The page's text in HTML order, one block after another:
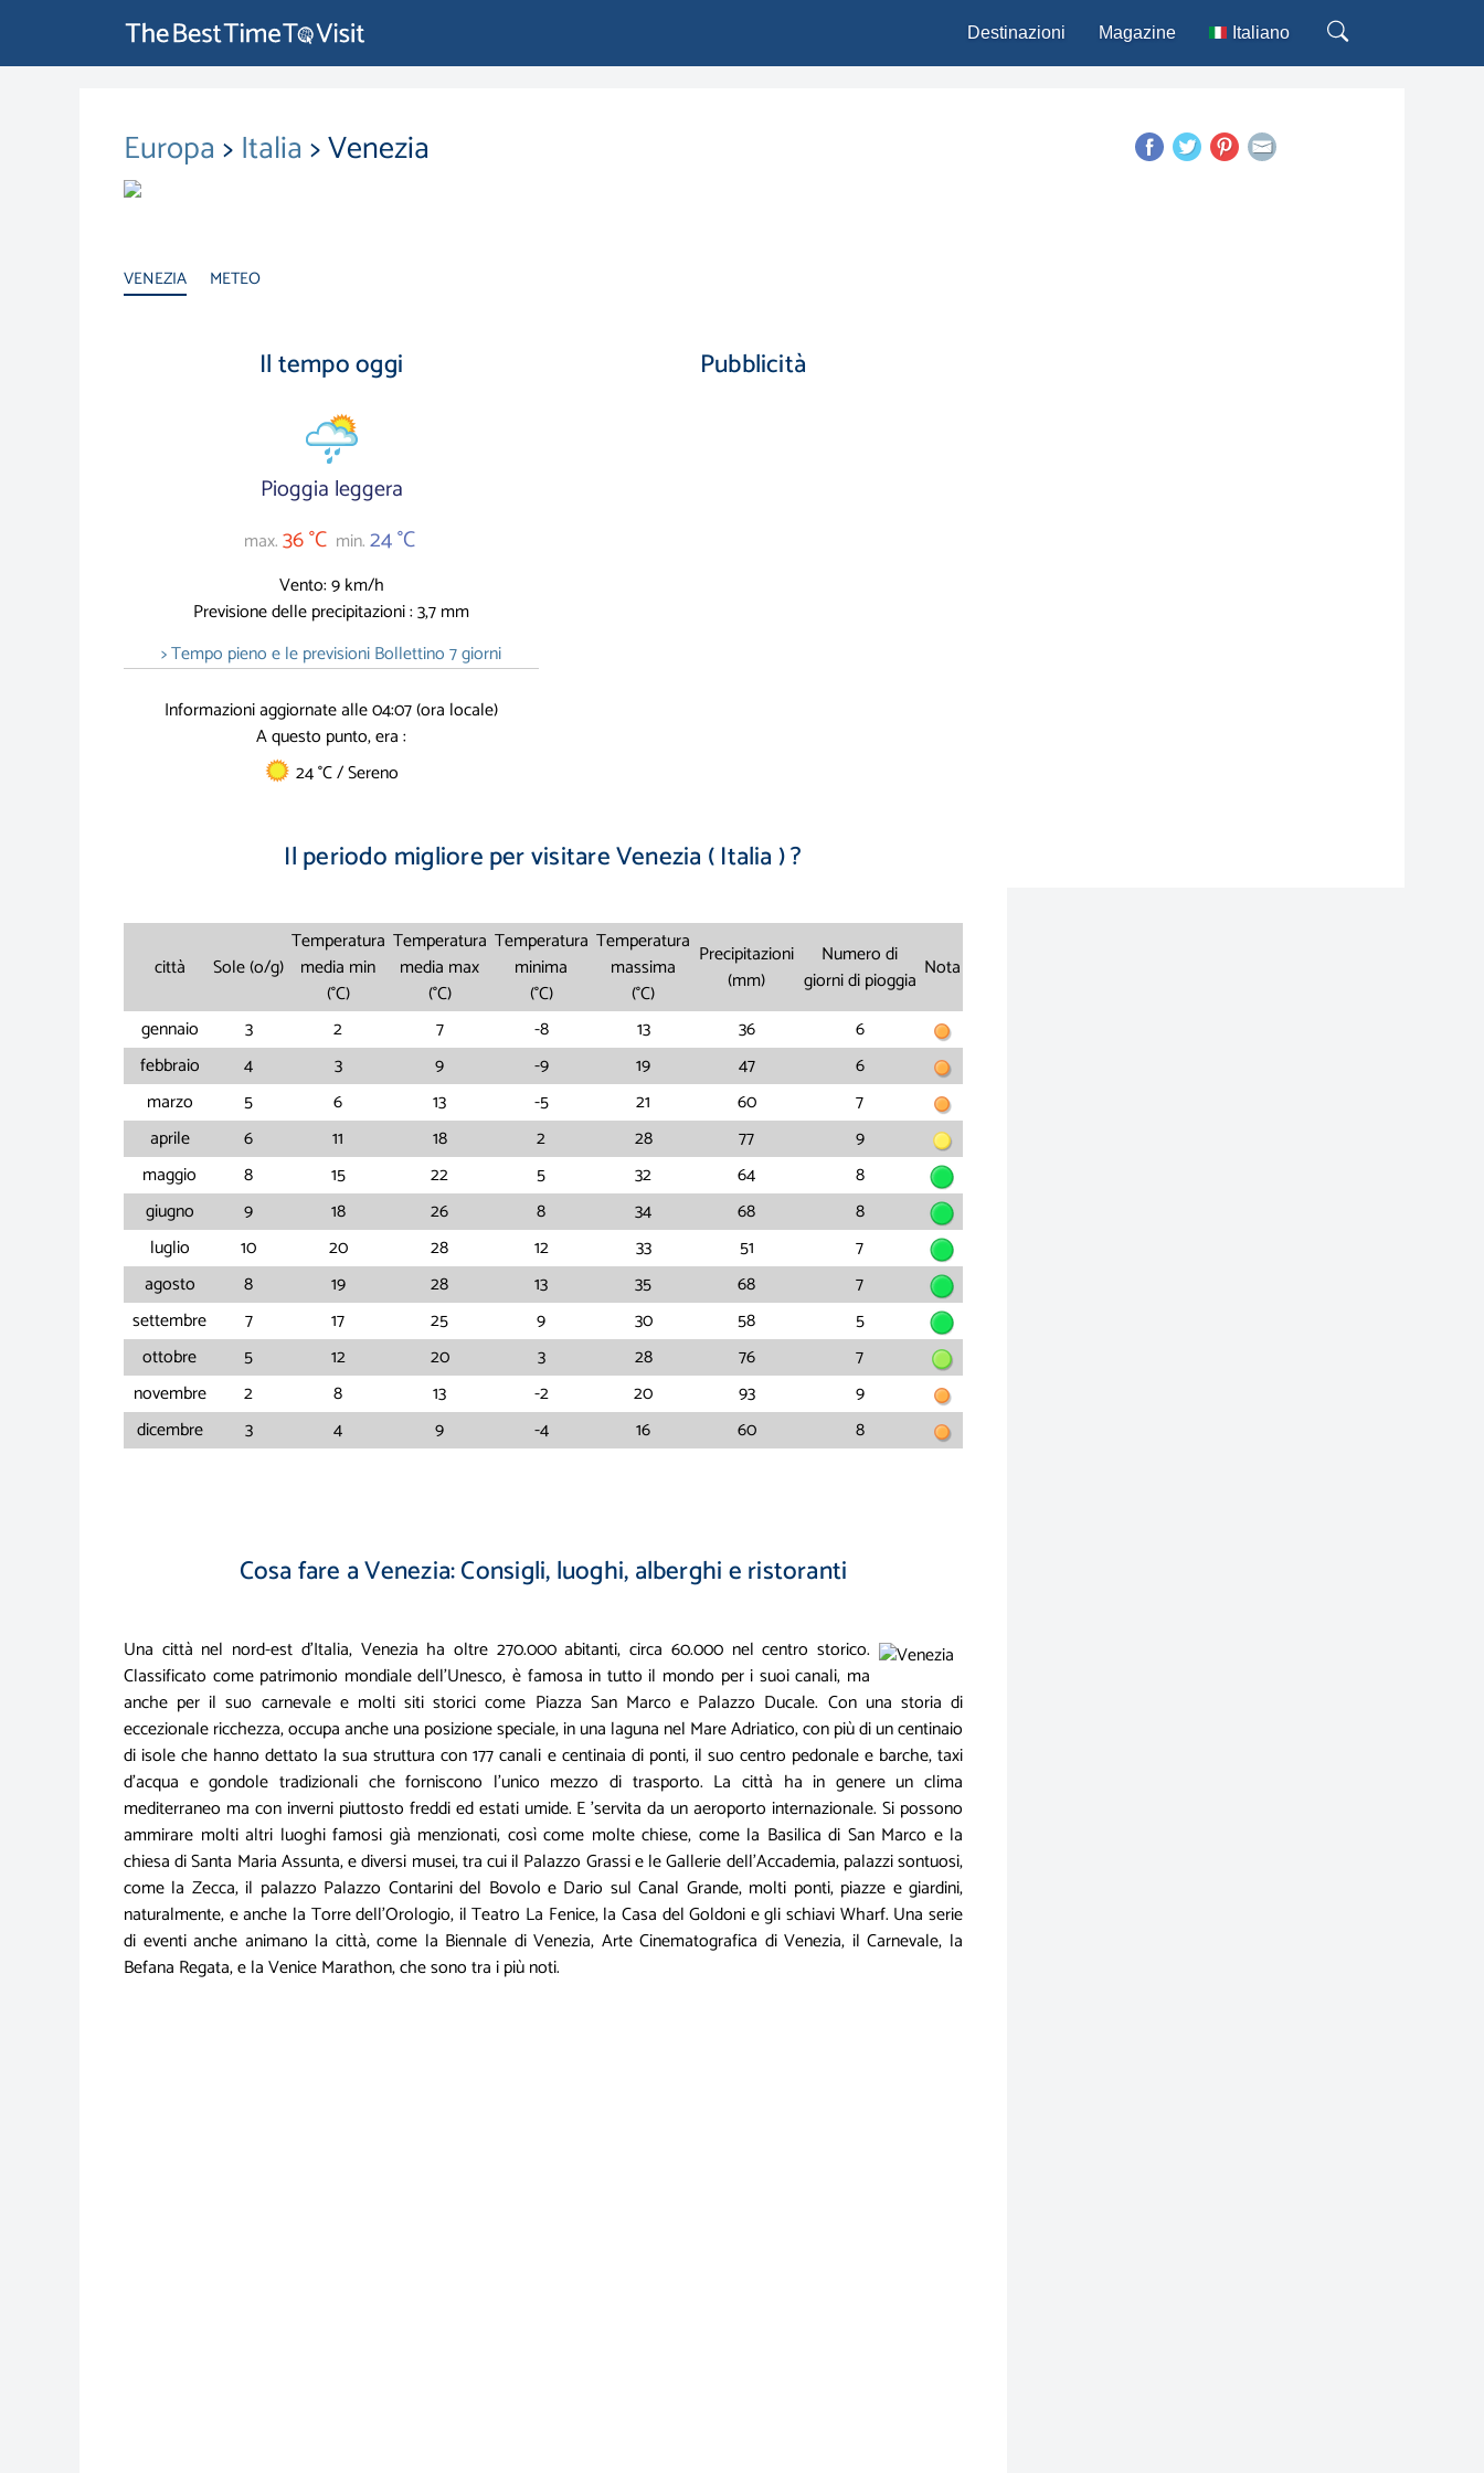
Destinazioni Magazine Italiano
Español
Europa>Italia> Venezia
VENEZIA METEO
Il tempo oggi
Pioggia leggera
max.36 °C min.24 °C
Vento: 9 km/h
Previsione delle precipitazioni : 3,7 mm
> Tempo pieno e le previsioni Bollettino 7 giorni
Informazioni aggiornate alle 04:07 (ora locale)
A questo punto, era :
24 °C / Sereno
Pubblicità
Il periodo migliore per visitare Venezia ( Italia ) ?
città Sole (o/g)
Temperatura
media min
(°C)
Temperatura
media max
(°C)
Temperatura
minima
(°C)
Temperatura
massima
(°C)
Precipitazioni
(mm)
Numero di
giorni di pioggia Nota
gennaio 3 2 7 -8 13 36
6
febbraio
4 3 9 -9 19 47
6
marzo
5 6 13 -5 21 60
7
aprile
6 11 18 2 28 77
9
maggio
8 15 22 5 32 64
8
giugno
9 18 26 8 34 68
8
luglio
10 20 28 12 33 51
7
agosto
8 19 28 13 35 68
7
settembre
7 17 25 9 30 58
5
ottobre
5 12 20 3 28 76
7
novembre
2 8 13 -2 20 93
9
dicembre
3 4 9 -4 16 60 8
Cosa fare a Venezia: Consigli, luoghi, alberghi e ristoranti
Una città nel nord-est d'Italia, Venezia ha oltre 270.000 abitanti, circa 60.000 nel centro storico.
Classificato come patrimonio mondiale dell'Unesco, è famosa in tutto il mondo per i suoi canali, ma
anche per il suo carnevale e molti siti storici come Piazza San Marco e Palazzo Ducale. Con una storia di
eccezionale ricchezza, occupa anche una posizione speciale, in una laguna nel Mare Adriatico, con più di un centinaio
di isole che hanno dettato la sua struttura con 177 canali e centinaia di ponti, il suo centro pedonale e barche, taxi
d'acqua e gondole tradizionali che forniscono l'unico mezzo di trasporto. La città ha in genere un clima
mediterraneo ma con inverni piuttosto freddi ed estati umide. E 'servita da un aeroporto internazionale. Si possono
ammirare molti altri luoghi famosi già menzionati, così come molte chiese, come la Basilica di San Marco e la
chiesa di Santa Maria Assunta, e diversi musei, tra cui il Palazzo Grassi e le Gallerie dell'Accademia, palazzi sontuosi,
come la Zecca, il palazzo Palazzo Contarini del Bovolo e Dario sul Canal Grande, molti ponti, piazze e giardini,
naturalmente, e anche la Torre dell'Orologio, il Teatro La Fenice, la Casa del Goldoni e gli schiavi Wharf. Una serie
di eventi anche animano la città, come la Biennale di Venezia, Arte Cinematografica di Venezia, il Carnevale, la
Befana Regata, e la Venice Marathon, che sono tra i più noti.